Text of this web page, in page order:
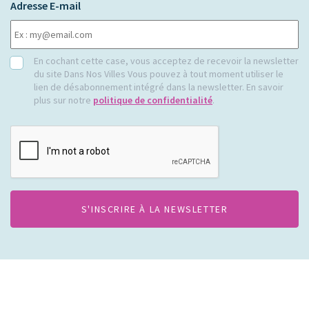
Adresse E-mail
RGPDEn cochant cette case, vous acceptez de recevoir la newsletter
du site Dans Nos Villes Vous pouvez à tout moment utiliser le
lien de désabonnement intégré dans la newsletter. En savoir
plus sur notre politique de confidentialité.